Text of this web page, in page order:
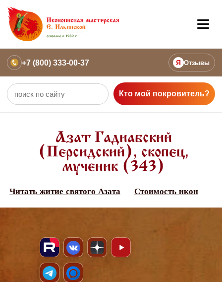
+7 (800) 333-00-37 Я Отзывы
Кто мой покровитель?
Азат Гадиабский
(Персидский), скопец,
мученик (343)
Читать житие святого Азата Стоимость икон